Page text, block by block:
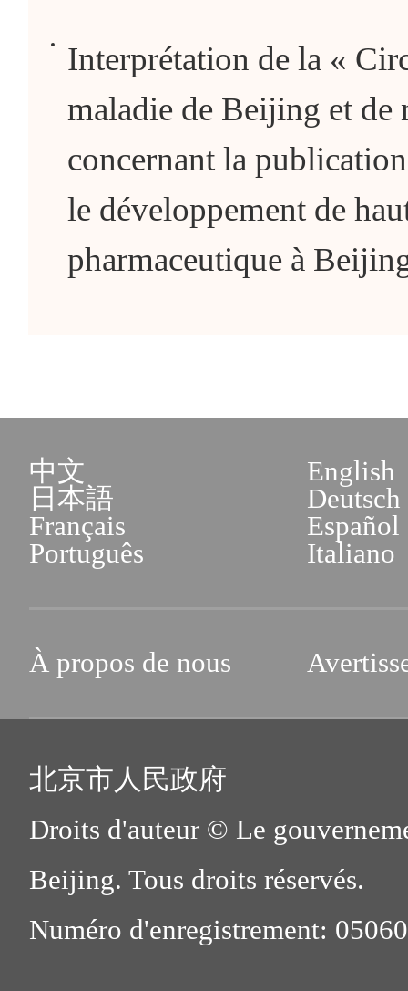
Interprétation de la «
maladie de Beijing et de
concernant la
le développement de
pharmaceutique à
中文
English
日本語
Deutsch
Français
Español
Português
Italiano
À propos de nous
北京市人民政府
Droits d'auteur © Le
Beijing. Tous droits réservés.
Numéro d'enregistrement: